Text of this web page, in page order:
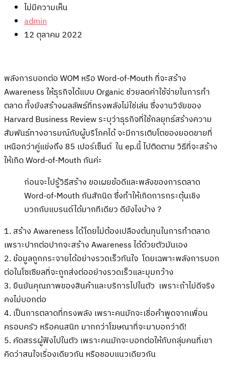
ไม่มีความเห็น
admin
12 ตุลาคม 2022
พลังการบอกต่อ WOM หรือ Word-of-Mouth ที่จะสร้าง
Awareness ให้ธุรกิจได้แบบ Organic ช่วยลดค่าใช้จ่ายในการทำ
ตลาด ทั้งยังสร้างผลลัพธ์ที่ทรงพลังไม่ใช่เล่น ซึ่งงานวิจัยของ
Harvard Business Review ระบุว่าธุรกิจที่ใช้กลยุทธ์สร้างความ
สัมพันธ์ทางอารมณ์กับผู้บริโภคได้ จะมีการเติบโตของยอดขายที่
เหนือกว่าคู่แข่งถึง 85 เปอร์เซ็นต์ ใน ep.นี้ ไปติดตาม วิธีที่จะสร้าง
ให้เกิด Word-of-Mouth กันค่ะ
ก่อนจะไปรู้วิธีสร้าง ขอเผยข้อดีและพลังของการตลาด
Word-of-Mouth กันสักนิด ซึ่งทำให้เกิดการกระตุ้นเชิง
บวกกับแบรนด์ได้มากทีเดียว ดียังไงบ้าง ?
1. สร้าง Awareness ได้โดยไม่ต้องเปลืองต้นทุนในการทำตลาด
เพราะปากต่อปากจะสร้าง Awareness ได้ด้วยตัวมันเอง
2. ข้อมูลถูกกระจายได้อย่างรวดเร็วทันใจ โดยเฉพาะพลังการบอก
ต่อในโซเซียลที่จะถูกส่งต่ออย่างรวดเร็วและมุมกว้าง
3. ยืนยันคุณภาพของสินค้าและบริการไปในตัว เพราะถ้าไม่ดีจริง
คงไม่บอกต่อ
4. เป็นการตลาดที่ทรงพลัง เพราะคนมักจะเชื่อคำพูดจากเพื่อน
ครอบครัว หรือคนสนิท มากกว่าโฆษณาที่จะมาบอกว่าดี!
5. คัดสรรผู้ฟังไปในตัว เพราะคนมักจะบอกต่อให้กับกลุ่มคนที่เขา
คิดว่าสนใจเรื่องเดียวกัน หรือชอบแนวเดียวกัน